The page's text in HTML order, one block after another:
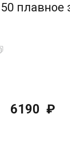
6190 ₽